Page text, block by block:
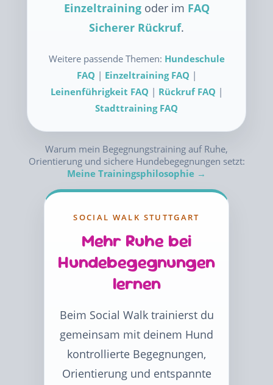
Einzeltrainingoder im FAQ
Sicherer Rückruf.
Weitere passende Themen: Hundeschule
FAQ | Einzeltraining FAQ |
Leinenführigkeit FAQ | Rückruf FAQ |
Stadttraining FAQ
Warum mein Begegnungstraining auf Ruhe,
Orientierung und sichere Hundebegegnungen setzt:
Meine Trainingsphilosophie →
SOCIAL WALK STUTTGART
Mehr Ruhe bei
Hundebegegnungen
lernen
Beim Social Walk trainierst du
gemeinsam mit deinem Hund
kontrollierte Begegnungen,
Orientierung und entspannte